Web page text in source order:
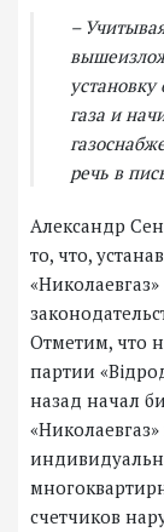
–
газа и
речь в
Александр
то, что,
Отметим, что
партии
назад начал
счетчиков